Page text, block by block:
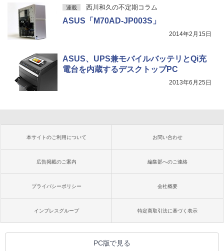
連載 西川和久の不定期コラム
ASUS「M70AD-JP003S」
2014年2月15日
ASUS、UPS兼モバイルバッテリとQi充
電台を内蔵するデスクトップPC
2013年6月25日
本サイトのご利用について お問い合わせ
広告掲載のご案内 編集部へのご連絡
プライバシーポリシー 会社概要
インプレスグループ 特定商取引法に基づく表示
PC版で見る